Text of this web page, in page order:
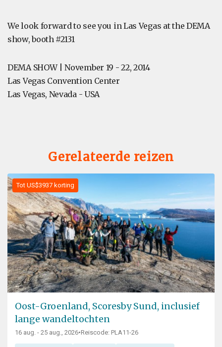
We look forward to see you in Las Vegas at the DEMA
show, booth #2131
DEMA SHOW | November 19 - 22, 2014
Las Vegas Convention Center
Las Vegas, Nevada - USA
Gerelateerde reizen
Tot US$3937 korting
Oost-Groenland, Scoresby Sund, inclusief
lange wandeltochten
16 aug. - 25 aug., 2026•Reiscode: PLA11-26